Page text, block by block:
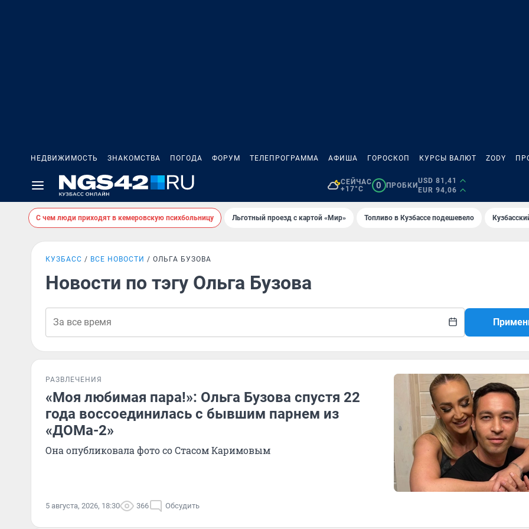
НЕДВИЖИМОСТЬ ЗНАКОМСТВА ПОГОДА ФОРУМ ТЕЛЕПРОГРАММА АФИША ГОРОСКОП КУРСЫ ВАЛЮТ ZODY
СЕЙЧАС
+17°C
0 ПРОБКИ
USD 81,41
EUR 94,06
С чем люди приходят в кемеровскую психбольницу Льготный проезд с картой «Мир» Топливо в Кузбассе подешевело
КУЗБАСС ВСЕ НОВОСТИ ОЛЬГА БУЗОВА
Новости по тэгу Ольга Бузова
РАЗВЛЕЧЕНИЯ
«Моя любимая пара!»: Ольга Бузова спустя 22
года воссоединилась с бывшим парнем из
«ДОМа-2»
Она опубликовала фото со Стасом Каримовым
5 августа, 2026, 18:30 366 Обсудить